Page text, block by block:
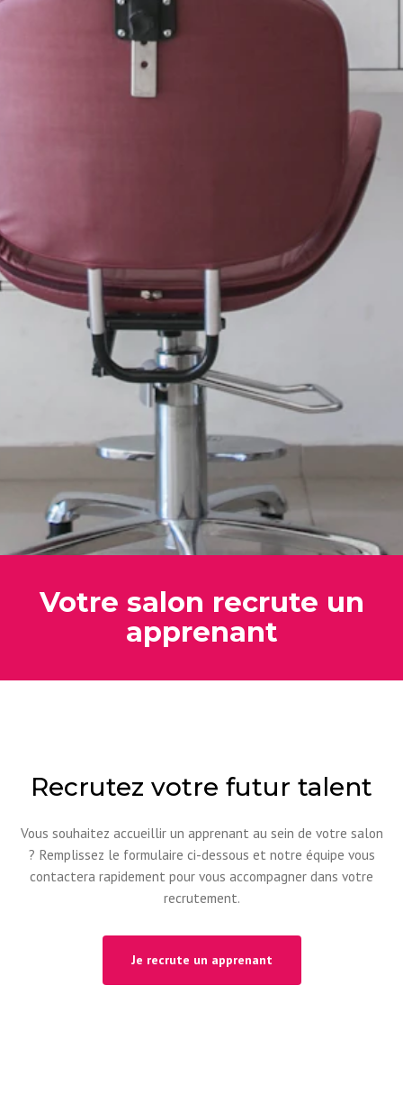
Votre salon recrute un
apprenant
Recrutez votre futur talent
Vous souhaitez accueillir un apprenant au sein de votre salon
? Remplissez le formulaire ci-dessous et notre équipe vous
contactera rapidement pour vous accompagner dans votre
recrutement.
Je recrute un apprenant